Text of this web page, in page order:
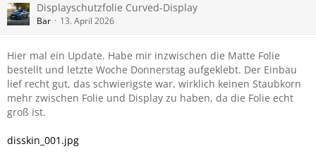
Displayschutzfolie Curved-Display
Bar 13. April 2026
Hier mal ein Update. Habe mir inzwischen die Matte Folie
bestellt und letzte Woche Donnerstag aufgeklebt. Der Einbau
lief recht gut, das schwierigste war, wirklich keinen Staubkorn
mehr zwischen Folie und Display zu haben, da die Folie echt
groß ist.
disskin_001.jpg